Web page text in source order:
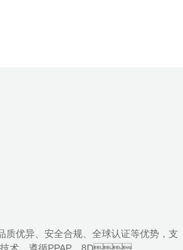
异、安全合规、全球认证等优势，支
，遵循PPAP、8D、